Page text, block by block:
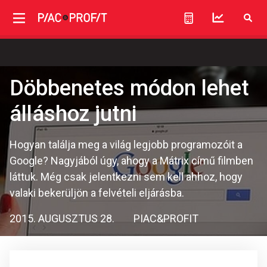
Döbbenetes módon lehet
álláshoz jutni
Hogyan találja meg a világ legjobb programozóit a
Google? Nagyjából úgy, ahogy a Mátrix című filmben
láttuk. Még csak jelentkezni sem kell ahhoz, hogy
valaki bekerüljön a felvételi eljárásba.
2015. AUGUSZTUS 28. PIAC&PROFIT